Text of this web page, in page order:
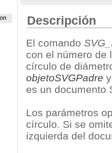
Descripción
El comando
con el número de
círculo de
objetoSVGPadre
es un documento
Los parámetros
círculo. Si se
izquierda del